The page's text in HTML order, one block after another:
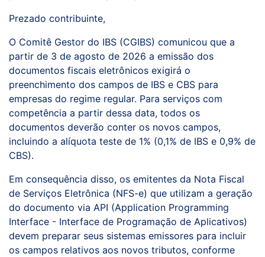
Prezado contribuinte,
O Comitê Gestor do IBS (CGIBS) comunicou que a
partir de 3 de agosto de 2026 a emissão dos
documentos fiscais eletrônicos exigirá o
preenchimento dos campos de IBS e CBS para
empresas do regime regular. Para serviços com
competência a partir dessa data, todos os
documentos deverão conter os novos campos,
incluindo a alíquota teste de 1% (0,1% de IBS e 0,9% de
CBS).
Em consequência disso, os emitentes da Nota Fiscal
de Serviços Eletrônica (NFS-e) que utilizam a geração
do documento via API (Application Programming
Interface - Interface de Programação de Aplicativos)
devem preparar seus sistemas emissores para incluir
os campos relativos aos novos tributos, conforme